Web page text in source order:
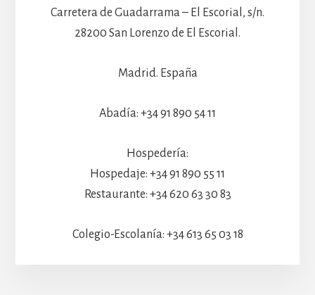
Carretera de Guadarrama – El Escorial, s/n.
28200 San Lorenzo de El Escorial.
Madrid. España
Abadía: +34 91 890 54 11
Hospedería:
Hospedaje: +34 91 890 55 11
Restaurante: +34 620 63 30 83
Colegio-Escolanía: +34 613 65 03 18